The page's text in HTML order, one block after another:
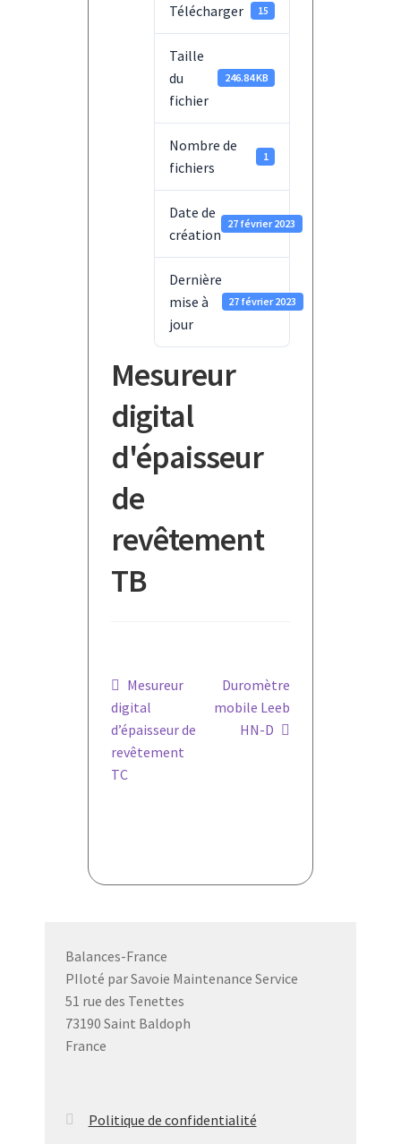
Télécharger 15
Taille
du
fichier
246.84 KB
Nombre de
fichiers
1
Date de
création
27 février 2023
Dernière
mise à
jour
27 février 2023
Mesureur
digital
d'épaisseur
de
revêtement
TB
Navigation
de
l’article
Article
précédent :
Mesureur
digital
d’épaisseur de
revêtement
TC
Article
suivant :
Duromètre
mobile Leeb
HN-D
Balances-France
PIloté par Savoie Maintenance Service
51 rue des Tenettes
73190 Saint Baldoph
France
Politique de confidentialité